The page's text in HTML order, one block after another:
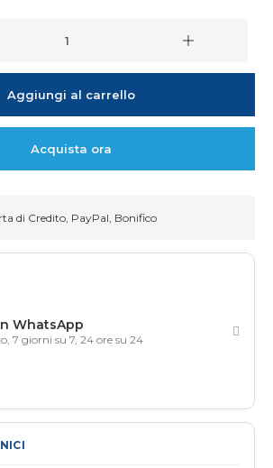
Aggiungi al carrello
Acquista ora
di Credito, PayPal, Bonifico
WhatsApp
7 giorni su 7, 24 ore su 24